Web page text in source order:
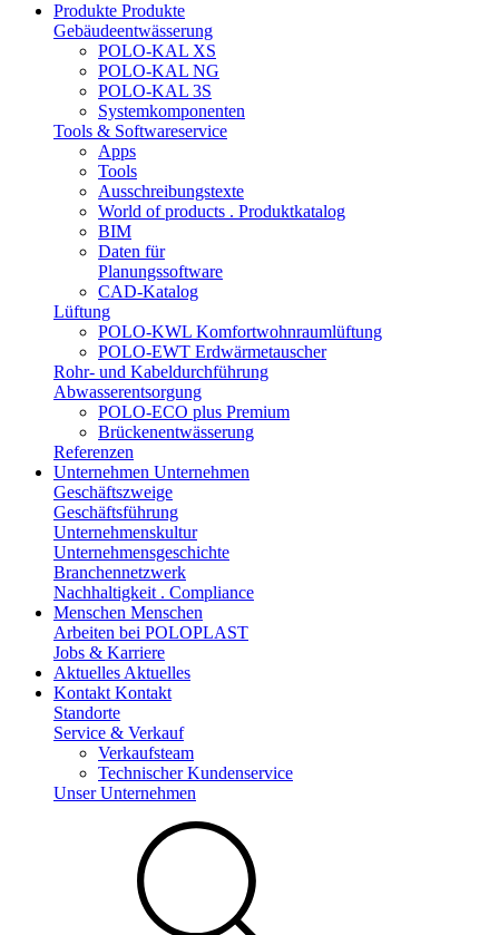
Produkte Produkte
Gebäudeentwässerung
POLO-KAL XS
POLO-KAL NG
POLO-KAL 3S
Systemkomponenten
Tools & Softwareservice
Apps
Tools
Ausschreibungstexte
World of products . Produktkatalog
BIM
Daten für
Planungssoftware
CAD-Katalog
Lüftung
POLO-KWL Komfortwohnraumlüftung
POLO-EWT Erdwärmetauscher
Rohr- und Kabeldurchführung
Abwasserentsorgung
POLO-ECO plus Premium
Brückenentwässerung
Referenzen
Unternehmen Unternehmen
Geschäftszweige
Geschäftsführung
Unternehmenskultur
Unternehmensgeschichte
Branchennetzwerk
Nachhaltigkeit . Compliance
Menschen Menschen
Arbeiten bei POLOPLAST
Jobs & Karriere
Aktuelles Aktuelles
Kontakt Kontakt
Standorte
Service & Verkauf
Verkaufsteam
Technischer Kundenservice
Unser Unternehmen